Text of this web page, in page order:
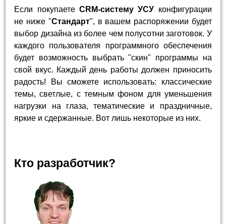
Если покупаете CRM-систему УСУ конфигурации
не ниже "Стандарт", в вашем распоряжении будет
выбор дизайна из более чем полусотни заготовок. У
каждого пользователя программного обеспечения
будет возможность выбрать "скин" программы на
свой вкус. Каждый день работы должен приносить
радость! Вы сможете использовать: классические
темы, светлые, с темным фоном для уменьшения
нагрузки на глаза, тематические и праздничные,
яркие и сдержанные. Вот лишь некоторые из них.
Кто разработчик?